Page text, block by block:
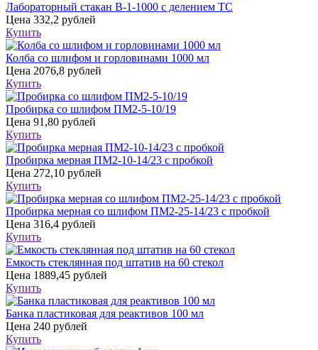
Лабораторный стакан В-1-1000 с делением ТС
Цена 332,2 рублей
Купить
Колба со шлифом и горловинами 1000 мл
Цена 2076,8 рублей
Купить
Пробирка со шлифом ПМ2-5-10/19
Цена 91,80 рублей
Купить
Пробирка мерная ПМ2-10-14/23 с пробкой
Цена 272,10 рублей
Купить
Пробирка мерная со шлифом ПМ2-25-14/23 с пробкой
Цена 316,4 рублей
Купить
Емкость стеклянная под штатив на 60 стекол
Цена 1889,45 рублей
Купить
Банка пластиковая для реактивов 100 мл
Цена 240 рублей
Купить